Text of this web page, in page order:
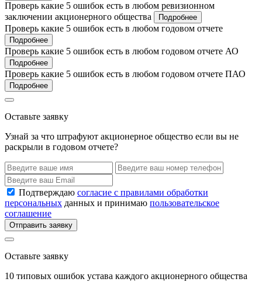
Проверь какие 5 ошибок есть в любом ревизионном
заключении акционерного общества
Подробнее
Проверь какие 5 ошибок есть в любом годовом отчете
Подробнее
Проверь какие 5 ошибок есть в любом годовом отчете АО
Подробнее
Проверь какие 5 ошибок есть в любом годовом отчете ПАО
Подробнее
Оставьте заявку
Узнай за что штрафуют акционерное общество если вы не
раскрыли в годовом отчете?
Подтверждаю согласие с правилами обработки
персональных данных и принимаю пользовательское
соглашение
Отправить заявку
Оставьте заявку
10 типовых ошибок устава каждого акционерного общества